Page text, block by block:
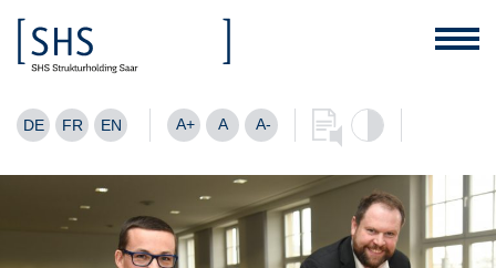
DE FR EN A+ A A-